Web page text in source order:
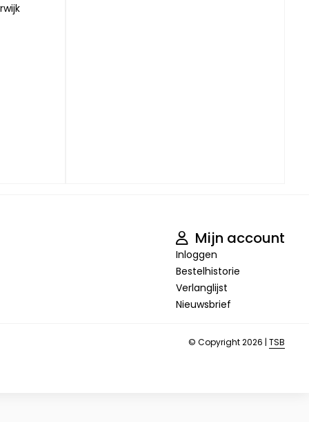
Mijn account
Inloggen
Bestelhistorie
Verlanglijst
Nieuwsbrief
© Copyright 2026 | TSB